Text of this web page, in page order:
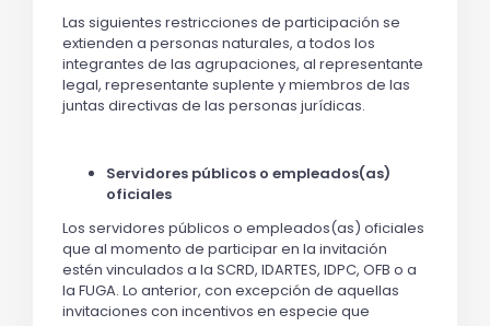
Las siguientes restricciones de participación se
extienden a personas naturales, a todos los
integrantes de las agrupaciones, al representante
legal, representante suplente y miembros de las
juntas directivas de las personas jurídicas.
Servidores públicos o empleados(as)
oficiales
Los servidores públicos o empleados(as) oficiales
que al momento de participar en la invitación
estén vinculados a la SCRD, IDARTES, IDPC, OFB o a
la FUGA. Lo anterior, con excepción de aquellas
invitaciones con incentivos en especie que